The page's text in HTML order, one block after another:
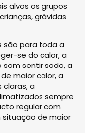
alvos os grupos
grávidas
são para toda a
se do calor, a
sentir sede, a
maior calor, a
claras, a
sempre
regular com
situação de maior